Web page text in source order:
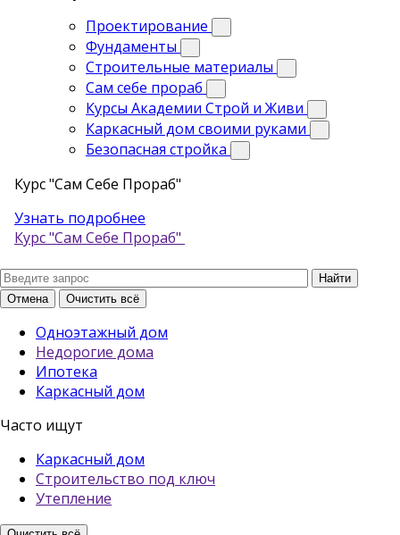
Проектирование
Фундаменты
Строительные материалы
Сам себе прораб
Курсы Академии Строй и Живи
Каркасный дом своими руками
Безопасная стройка
Курс "Сам Себе Прораб"
Узнать подробнее
Курс "Сам Себе Прораб"
Отмена Очистить всё
Одноэтажный дом
Недорогие дома
Ипотека
Каркасный дом
Часто ищут
Каркасный дом
Строительство под ключ
Утепление